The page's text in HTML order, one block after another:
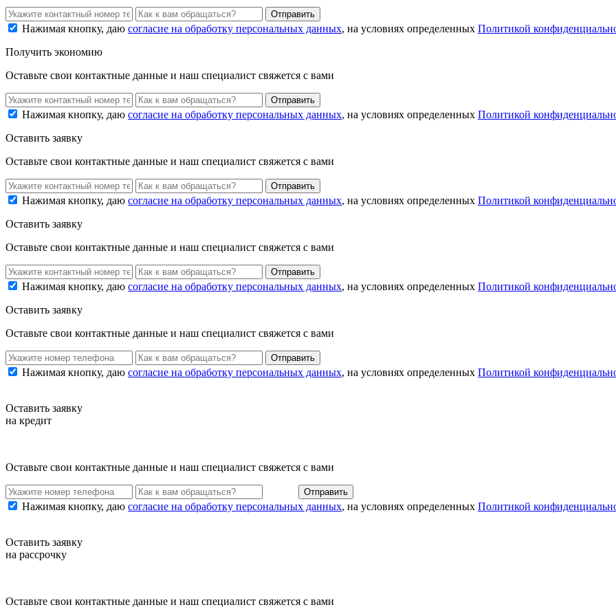
Нажимая кнопку, даю согласие на обработку персональных данных, на условиях определенных Политикой
Получить экономию
Оставьте свои контактные данные и наш специалист свяжется с вами
Нажимая кнопку, даю согласие на обработку персональных данных, на условиях определенных Политикой
Оставить заявку
Оставьте свои контактные данные и наш специалист свяжется с вами
Нажимая кнопку, даю согласие на обработку персональных данных, на условиях определенных Политикой
Оставить заявку
Оставьте свои контактные данные и наш специалист свяжется с вами
Нажимая кнопку, даю согласие на обработку персональных данных, на условиях определенных Политикой
Оставить заявку
Оставьте свои контактные данные и наш специалист свяжется с вами
Нажимая кнопку, даю согласие на обработку персональных данных, на условиях определенных Политикой
Оставить заявку
на кредит
Оставьте свои контактные данные и наш специалист свяжется с вами
Нажимая кнопку, даю согласие на обработку персональных данных, на условиях определенных Политикой
Оставить заявку
на рассрочку
Оставьте свои контактные данные и наш специалист свяжется с вами